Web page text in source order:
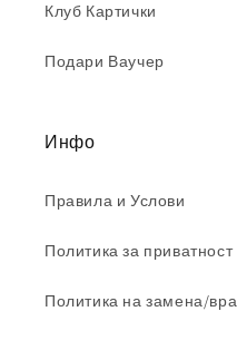
Клуб Картички
Подари Ваучер
Инфо
Правила и Услови
Политика за приватност
Политика на замена/